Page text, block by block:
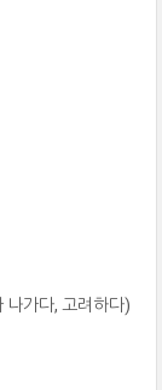
나가다, 고려하다)